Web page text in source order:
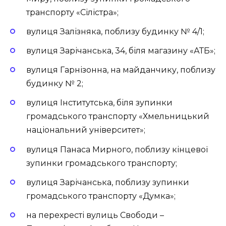
транспорту «Сілістра»;
вулиця Залізняка, поблизу будинку № 4/1;
вулиця Зарічанська, 34, біля магазину «АТБ»;
вулиця Гарнізонна, на майданчику, поблизу
будинку № 2;
вулиця Інститутська, біля зупинки
громадського транспорту «Хмельницький
національний університет»;
вулиця Панаса Мирного, поблизу кінцевої
зупинки громадського транспорту;
вулиця Зарічанська, поблизу зупинки
громадського транспорту «Думка»;
на перехресті вулиць Свободи –